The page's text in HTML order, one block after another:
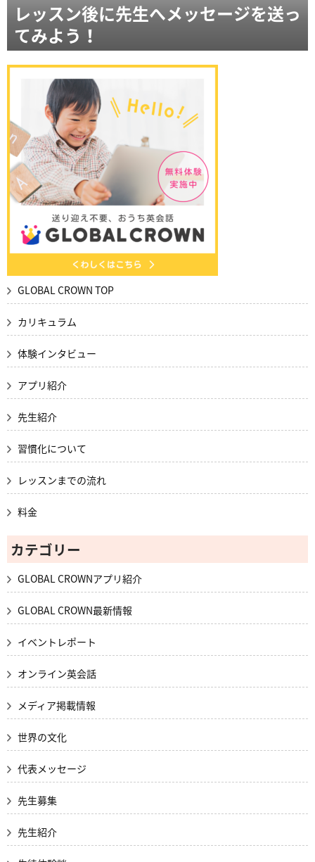
レッスン後に先生へメッセージを送っ
てみよう！
GLOBAL CROWN TOP
カリキュラム
体験インタビュー
アプリ紹介
先生紹介
習慣化について
レッスンまでの流れ
料金
カテゴリー
GLOBAL CROWNアプリ紹介
GLOBAL CROWN最新情報
イベントレポート
オンライン英会話
メディア掲載情報
世界の文化
代表メッセージ
先生募集
先生紹介